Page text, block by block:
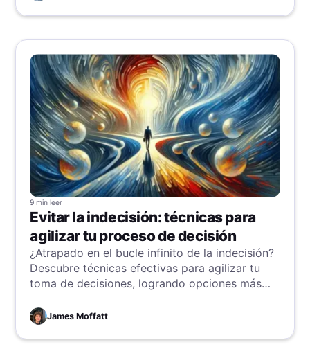
9 min leer
Evitar la indecisión: técnicas para
agilizar tu proceso de decisión
¿Atrapado en el bucle infinito de la indecisión?
Descubre técnicas efectivas para agilizar tu
toma de decisiones, logrando opciones más
claridad.
James Moffatt